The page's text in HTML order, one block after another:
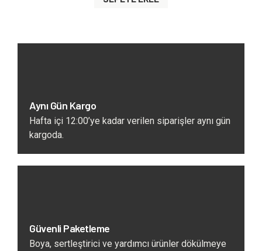
Aynı Gün Kargo
Hafta içi 12:00’ye kadar verilen siparişler aynı gün
kargoda.
Güvenli Paketleme
Boya, sertleştirici ve yardımcı ürünler dökülmeye